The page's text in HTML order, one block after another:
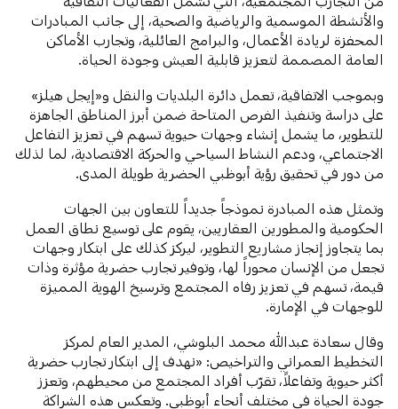
والأنشطة الموسمية والرياضية والصحية، إلى جانب المبادرات
المحفزة لريادة الأعمال، والبرامج العائلية، وتجارب الأماكن
العامة المصممة لتعزيز قابلية العيش وجودة الحياة.
وبموجب الاتفاقية، تعمل دائرة البلديات والنقل و«إيجل هيلز»
على دراسة وتنفيذ الفرص المتاحة ضمن أبرز المناطق الجاهزة
للتطوير، ما يشمل إنشاء وجهات حيوية تسهم في تعزيز التفاعل
الاجتماعي، ودعم النشاط السياحي والحركة الاقتصادية، لما لذلك
من دور في تحقيق رؤية أبوظبي الحضرية طويلة المدى.
وتمثل هذه المبادرة نموذجاً جديداً للتعاون بين الجهات
الحكومية والمطورين العقاريين، يقوم على توسيع نطاق العمل
بما يتجاوز إنجاز مشاريع التطوير، ليركز كذلك على ابتكار وجهات
تجعل من الإنسان محوراً لها، وتوفير تجارب حضرية مؤثرة وذات
قيمة، تسهم في تعزيز رفاه المجتمع وترسيخ الهوية المميزة
للوجهات في الإمارة.
وقال سعادة عبدالله محمد البلوشي، المدير العام لمركز
التخطيط العمراني والتراخيص: «نهدف إلى ابتكار تجارب حضرية
أكثر حيوية وتفاعلاً، تقرّب أفراد المجتمع من محيطهم، وتعزز
جودة الحياة في مختلف أنحاء أبوظبي. وتعكس هذه الشراكة